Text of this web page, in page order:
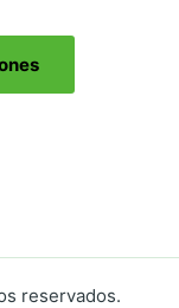
Este
tiene
elegir
reservados.